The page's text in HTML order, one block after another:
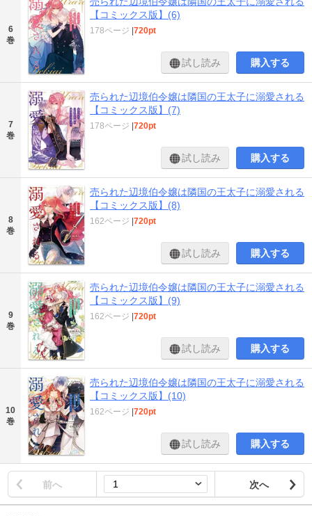
6
巻
【コミックス版】(6)
178ページ |720pt
試し読み 購入する
7
巻
売られた辺境伯令嬢は隣国の王太子に溺愛される
【コミックス版】(7)
178ページ |720pt
試し読み 購入する
8
巻
売られた辺境伯令嬢は隣国の王太子に溺愛される
【コミックス版】(8)
162ページ |720pt
試し読み 購入する
9
巻
売られた辺境伯令嬢は隣国の王太子に溺愛される
【コミックス版】(9)
162ページ |720pt
試し読み 購入する
10
巻
売られた辺境伯令嬢は隣国の王太子に溺愛される
【コミックス版】(10)
162ページ |720pt
試し読み 購入する
前へ 次へ